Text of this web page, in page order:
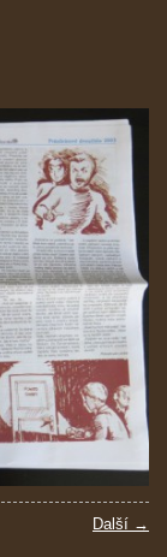
Další →